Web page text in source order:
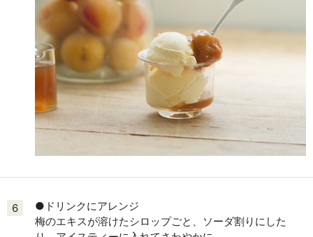
6
●ドリンクにアレンジ
梅のエキスが溶けたシロップごと、ソーダ割りにした